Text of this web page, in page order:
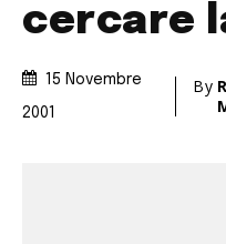
cercare
15 Novembre
2001
By